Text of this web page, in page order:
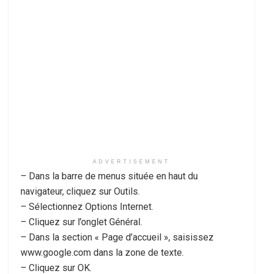
ADVERTISEMENT
– Dans la barre de menus située en haut du
navigateur, cliquez sur Outils.
– Sélectionnez Options Internet.
– Cliquez sur l’onglet Général.
– Dans la section « Page d’accueil », saisissez
www.google.com dans la zone de texte.
– Cliquez sur OK.